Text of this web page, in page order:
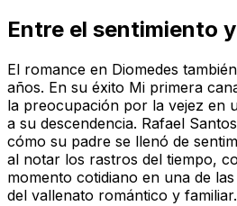
Entre el sentimiento
El romance en Diomedes
años. En su éxito Mi primera
la preocupación por la vejez en
a su descendencia. Rafael
cómo su padre se llenó de
al notar los rastros del tiempo,
momento cotidiano en una de
del vallenato romántico y familiar.